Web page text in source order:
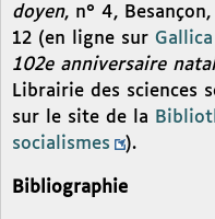
doyen, n° 4,
12 (en ligne sur Gallica
102e anniversaire
Librairie des sciences
sur le site de la
socialismes
).
Bibliographie